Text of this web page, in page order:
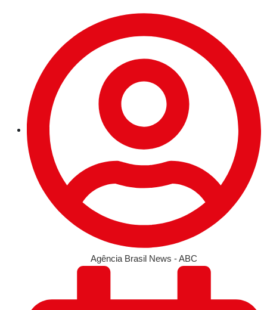
Agência Brasil News - ABC